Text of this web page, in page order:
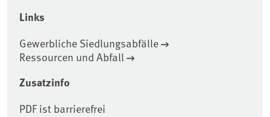
Links
Gewerbliche Siedlungsabfälle
Ressourcen und Abfall
Zusatzinfo
PDF ist barrierefrei